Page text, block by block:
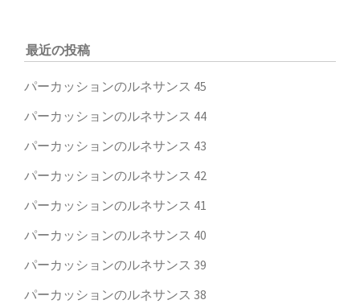
最近の投稿
パーカッションのルネサンス 45
パーカッションのルネサンス 44
パーカッションのルネサンス 43
パーカッションのルネサンス 42
パーカッションのルネサンス 41
パーカッションのルネサンス 40
パーカッションのルネサンス 39
パーカッションのルネサンス 38